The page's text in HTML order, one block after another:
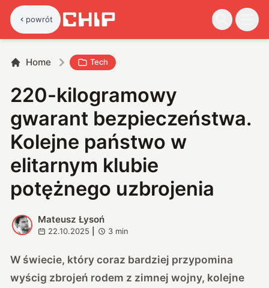
powrót
Home Tech
220-kilogramowy
gwarant bezpieczeństwa.
Kolejne państwo w
elitarnym klubie
potężnego uzbrojenia
M
Mateusz Łysoń
22.10.2025 3 min
W świecie, który coraz bardziej przypomina
wyścig zbrojeń rodem z zimnej wojny, kolejne